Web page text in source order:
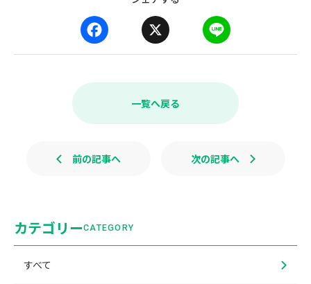
a
e
k
i
e
一覧へ戻る
前の記事へ 次の記事へ
カテゴリーCATEGORY
すべて